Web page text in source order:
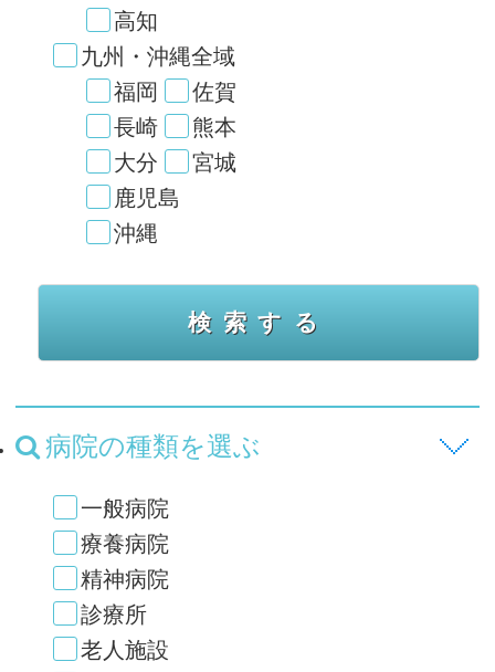
高知
九州・沖縄全域
福岡
佐賀
長崎
熊本
大分
宮城
鹿児島
沖縄
病院の種類を選ぶ
一般病院
療養病院
精神病院
診療所
老人施設